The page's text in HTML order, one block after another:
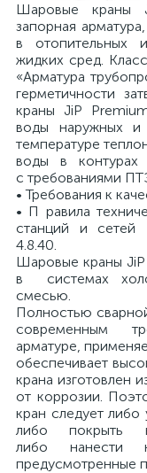
Шаровые краны
запорная
в отопительных
жидких сред.
«Арматура
герметичности
краны JiP
воды наружных и
температуре
воды в контурах
с требованиями
• Требования к
• П равила
станций и сетей
4.8.40.
Шаровые краны JiP
в системах
смесью.
Полностью
современным
арматуре,
обеспечивает
крана изготовлен
от коррозии.
кран следует либо
либо покрыть
либо нанести
предусмотренные